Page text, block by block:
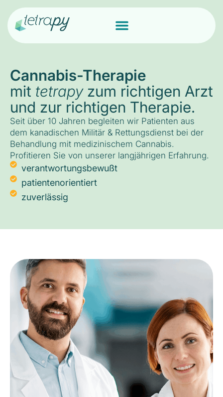
Cannabis-Therapie
mit tetrapyzum richtigen Arzt
und zur richtigen Therapie.
Seit über 10 Jahren begleiten wir Patienten aus
dem kanadischen Militär & Rettungsdienst bei der
Behandlung mit medizinischem Cannabis.
Profitieren Sie von unserer langjährigen Erfahrung.
verantwortungsbewußt
patientenorientiert
zuverlässig